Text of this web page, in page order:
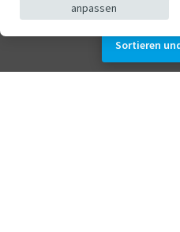
Sortieren
anpassen